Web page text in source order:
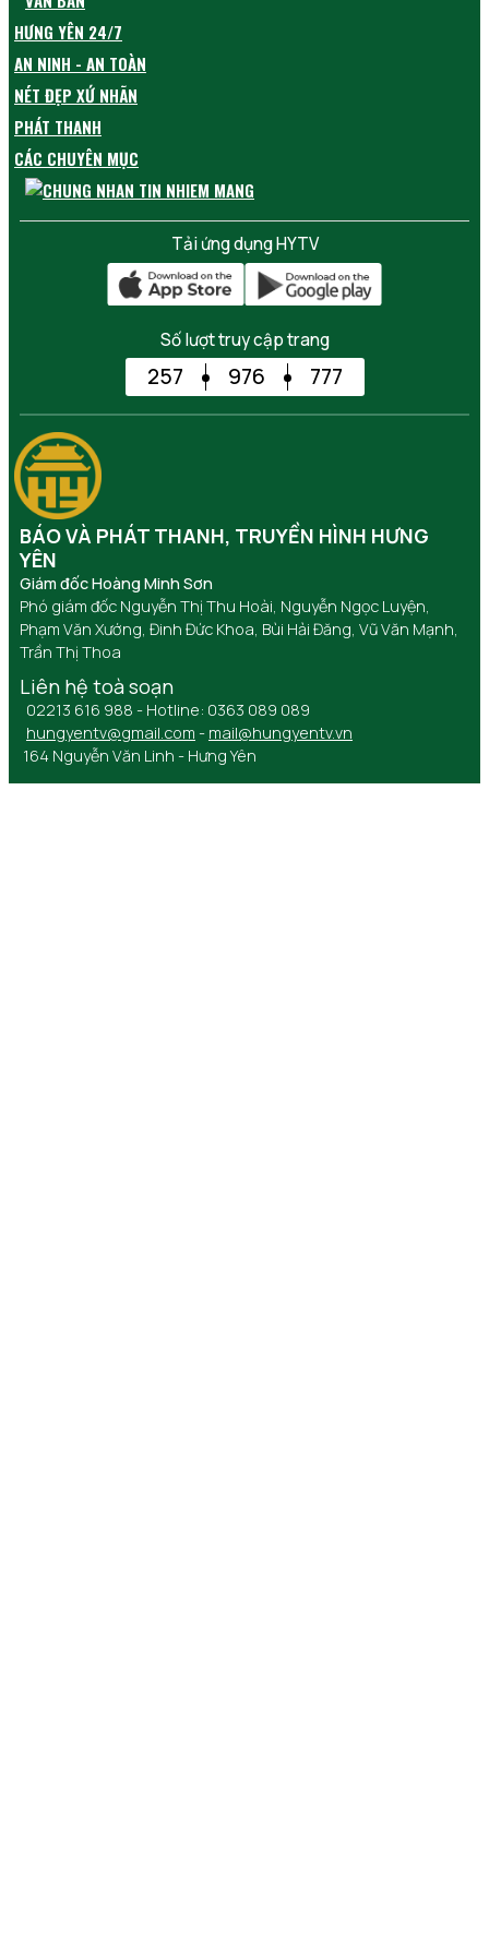
HƯNG YÊN 24/7
AN NINH - AN TOÀN
NÉT ĐẸP XỨ NHÃN
PHÁT THANH
CÁC CHUYÊN MỤC
Tải ứng dụng HYTV
Số lượt truy cập trang
257 976 777
BÁO VÀ PHÁT THANH, TRUYỀN HÌNH HƯNG
YÊN
Giám đốc Hoàng Minh Sơn
Phó giám đốc Nguyễn Thị Thu Hoài, Nguyễn Ngọc Luyện,
Phạm Văn Xướng, Đinh Đức Khoa, Bùi Hải Đăng, Vũ Văn Mạnh,
Trần Thị Thoa
Liên hệ toà soạn
02213 616 988 - Hotline: 0363 089 089
hungyentv@gmail.com - mail@hungyentv.vn
164 Nguyễn Văn Linh - Hưng Yên